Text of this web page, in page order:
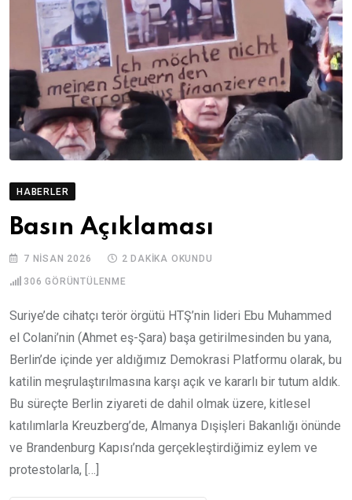
HABERLER
Basın Açıklaması
7 NISAN 2026 2 DAKIKA OKUNDU
306 GÖRÜNTÜLENME
Suriye’de cihatçı terör örgütü HTŞ’nin lideri Ebu Muhammed
el Colani’nin (Ahmet eş-Şara) başa getirilmesinden bu yana,
Berlin’de içinde yer aldığımız Demokrasi Platformu olarak, bu
katilin meşrulaştırılmasına karşı açık ve kararlı bir tutum aldık.
Bu süreçte Berlin ziyareti de dahil olmak üzere, kitlesel
katılımlarla Kreuzberg’de, Almanya Dışişleri Bakanlığı önünde
ve Brandenburg Kapısı’nda gerçekleştirdiğimiz eylem ve
protestolarla, […]